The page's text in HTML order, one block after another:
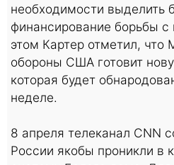
необходимости выделить
финансирование борьбы с
этом Картер отметил, что
обороны США готовит
которая будет
неделе.
8 апреля телеканал CNN
России якобы проникли в